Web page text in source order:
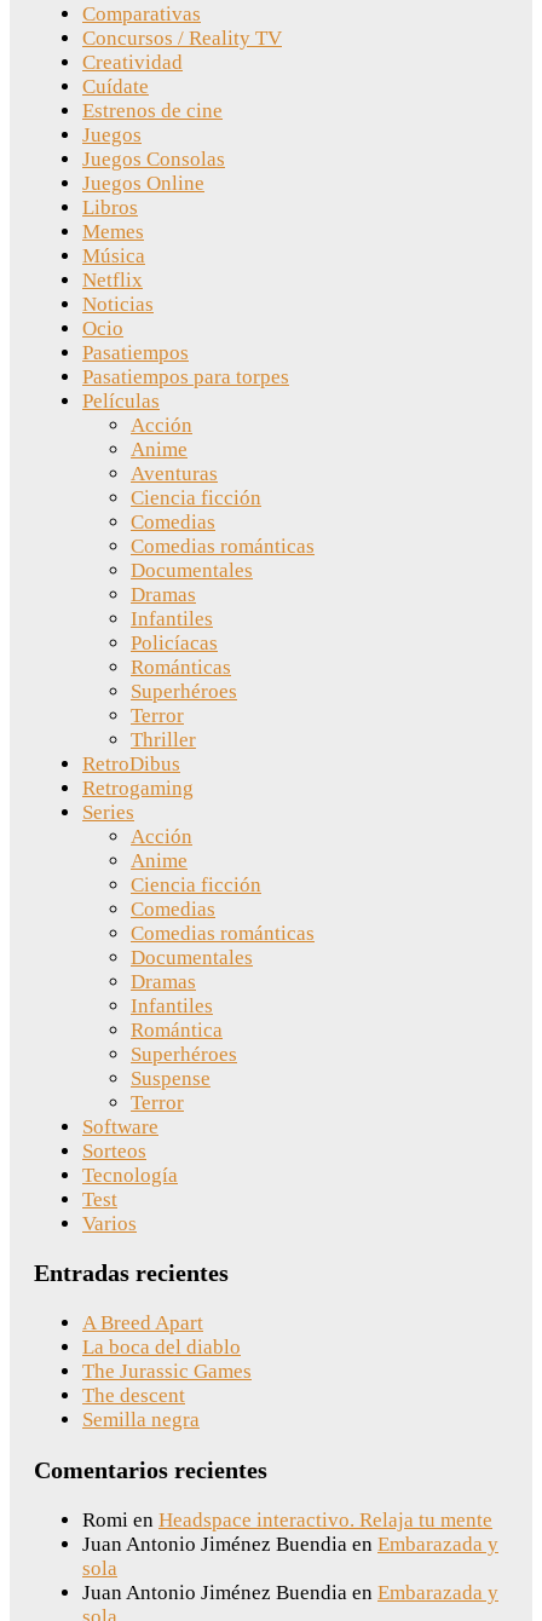
Comparativas
Concursos / Reality TV
Creatividad
Cuídate
Estrenos de cine
Juegos
Juegos Consolas
Juegos Online
Libros
Memes
Música
Netflix
Noticias
Ocio
Pasatiempos
Pasatiempos para torpes
Películas
Acción
Anime
Aventuras
Ciencia ficción
Comedias
Comedias románticas
Documentales
Dramas
Infantiles
Policíacas
Románticas
Superhéroes
Terror
Thriller
RetroDibus
Retrogaming
Series
Acción
Anime
Ciencia ficción
Comedias
Comedias románticas
Documentales
Dramas
Infantiles
Romántica
Superhéroes
Suspense
Terror
Software
Sorteos
Tecnología
Test
Varios
Entradas recientes
A Breed Apart
La boca del diablo
The Jurassic Games
The descent
Semilla negra
Comentarios recientes
Romi en Headspace interactivo. Relaja tu mente
Juan Antonio Jiménez Buendia en Embarazada y
sola
Juan Antonio Jiménez Buendia en Embarazada y